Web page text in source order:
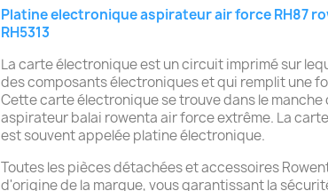
Platine electronique aspirateur air force RH87
RH5313
La carte électronique est un circuit imprimé sur
des composants électroniques et qui remplit une
Cette carte électronique se trouve dans le manche
aspirateur balai rowenta air force extrême. La
est souvent appelée platine électronique.
Toutes les pièces détachées et accessoires
d'origine de la marque, vous garantissant la